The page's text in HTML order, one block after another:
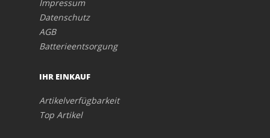
Impressum
Datenschutz
AGB
Batterieentsorgung
IHR EINKAUF
Artikelverfügbarkeit
Top Artikel